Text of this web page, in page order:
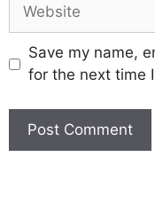
Save my name,
for the next time